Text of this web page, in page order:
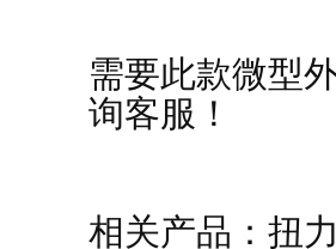
需要此款微型
询客服 ！
相关产品： 扭